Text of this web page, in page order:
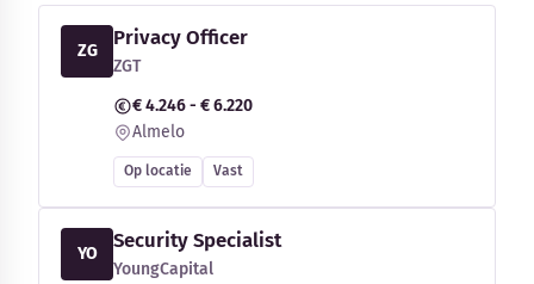
ZG
Privacy Officer
ZGT
€ 4.246 - € 6.220
Almelo
Op locatie Vast
YO
Security Specialist
YoungCapital